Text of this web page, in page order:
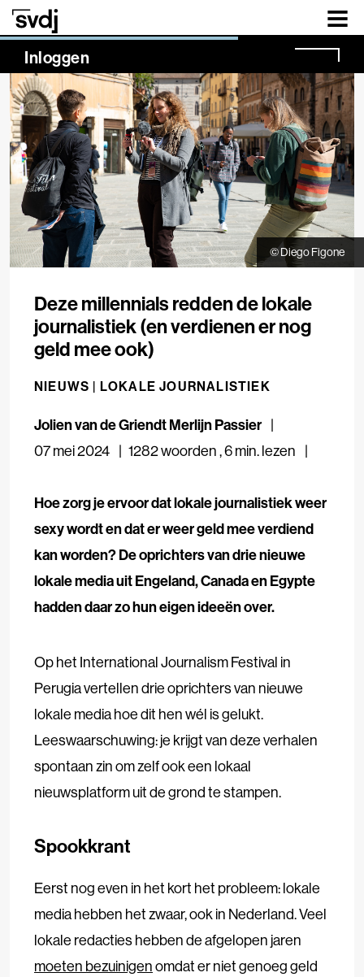
Naar hoofdinhoud
Inloggen
NaN%
© Diego Figone
Deze millennials redden de lokale
journalistiek (en verdienen er nog
geld mee ook)
NIEUWS | LOKALE JOURNALISTIEK
Jolien van de GriendtMerlijn Passier
07 mei 2024
1282 woorden,6 min. lezen
Hoe zorg je ervoor dat lokale journalistiek weer
sexy wordt en dat er weer geld mee verdiend
kan worden? De oprichters van drie nieuwe
lokale media uit Engeland, Canada en Egypte
hadden daar zo hun eigen ideeën over.
Op het International Journalism Festival in
Perugia vertellen drie oprichters van nieuwe
lokale media hoe dit hen wél is gelukt.
Leeswaarschuwing: je krijgt van deze verhalen
spontaan zin om zelf ook een lokaal
nieuwsplatform uit de grond te stampen.
Spookkrant
Eerst nog even in het kort het probleem: lokale
media hebben het zwaar, ook in Nederland. Veel
lokale redacties hebben de afgelopen jaren
moeten bezuinigenomdat er niet genoeg geld